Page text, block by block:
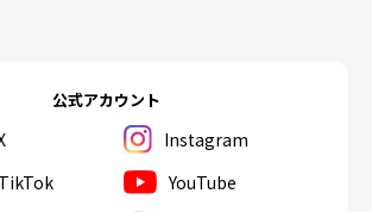
公式アカウント
Instagram
TikTok
YouTube